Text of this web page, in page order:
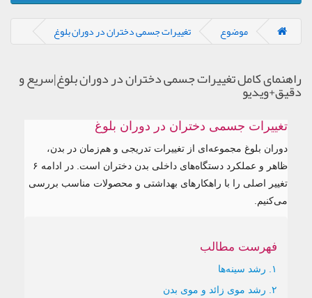
موضوع تغییرات جسمی دختران در دوران بلوغ
کامل تغییرات جسمی دختران در دوران بلوغ|سریع و
تغییرات جسمی دختران در دوران بلوغ
دوران بلوغ مجموعه‌ای از تغییرات تدریجی و هم‌زمان در بدن،
ظاهر و عملکرد دستگاه‌های داخلی بدن دختران است. در ادامه ۶
تغییر اصلی را با راهکارهای بهداشتی و محصولات مناسب بررسی
می‌کنیم.
فهرست مطالب